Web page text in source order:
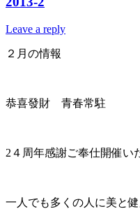
Leave a reply
２月の情報
恭喜發財 青春常駐
2４周年感謝ご奉仕開催い
一人でも多くの人に美と